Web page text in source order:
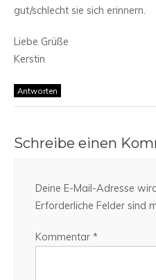
gut/schlecht sie sich erinnern.
Liebe Grüße
Kerstin
Antworten
Schreibe einen
Deine E-Mail-Adresse
Erforderliche Felder sind
Kommentar *